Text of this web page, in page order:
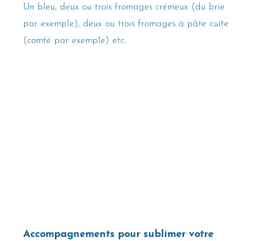
Un bleu, deux ou trois fromages crémeux (du brie
par exemple), deux ou trois fromages à pâte cuite
(comté par exemple) etc.
Accompagnements pour sublimer votre